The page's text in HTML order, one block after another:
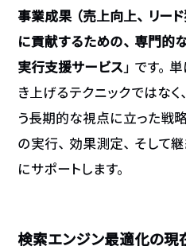
事業成果（売上向上、リード
に貢献するための、専門的
実行支援サービス」です。
き上げるテクニックではな
う長期的な視点に立った戦
の実行、効果測定、そして
にサポートします。
検索エンジン最適化の現